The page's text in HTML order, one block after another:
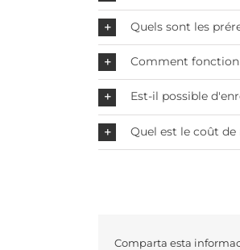
Quels sont les
Comment
Est-il possible
Quel est le coût
Comparta esta